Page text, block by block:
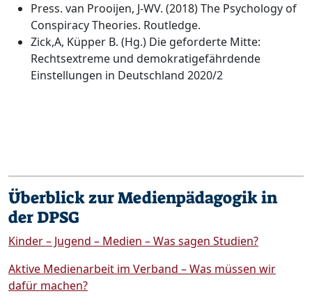
Press. van Prooijen, J-WV. (2018) The Psychology of
Conspiracy Theories. Routledge.
Zick,A, Küpper B. (Hg.) Die geforderte Mitte:
Rechtsextreme und demokratigefährdende
Einstellungen in Deutschland 2020/2
Überblick zur Medienpädagogik in
der DPSG
Kinder – Jugend – Medien – Was sagen Studien?
Aktive Medienarbeit im Verband – Was müssen wir
dafür machen?